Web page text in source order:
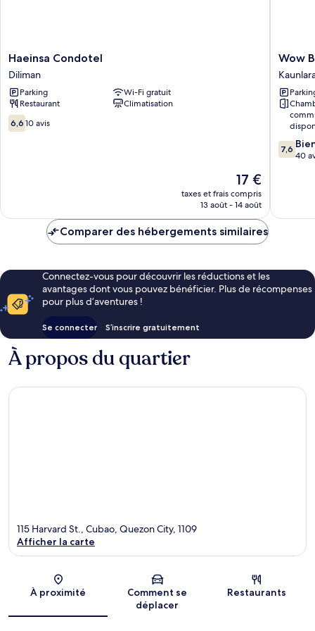
Haeinsa
Condotel
Diliman
Haeinsa Condotel
Diliman
Parking
Wi-Fi gratuit
Restaurant
Climatisation
6.6
sur
6,6 10 avis
Le
nouveau
prix
de
17 €
taxes et frais compris
13 août - 14 août
Wow
Budget
Hotel
Cubao
Wow
7.6
sur
7,6
40
Comparer des hébergements similaires
Connectez-vous pour découvrir les réductions et les
avantages dont vous pouvez bénéficier. Plus de récompenses
pour plus d’aventures !
Se connecter S’inscrire gratuitement
À propos du quartier
Carte
115 Harvard St., Cubao, Quezon City, 1109
Afficher la carte
À proximité
Comment se
déplacer
Restaurants